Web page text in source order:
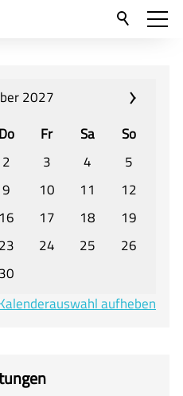
2027
Do Fr Sa
So
2 3 4
5
9 10 11
12
16 17 18
19
23 24 25
26
30
aufheben